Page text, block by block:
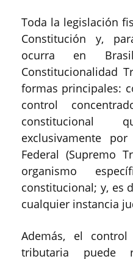
Toda la legislación
Constitución y,
ocurra en
Constitucionalidad
formas principales:
control
constitucional
exclusivamente
Federal (Supremo
organismo
constitucional; y, es
cualquier instancia
Además, el control
tributaria puede